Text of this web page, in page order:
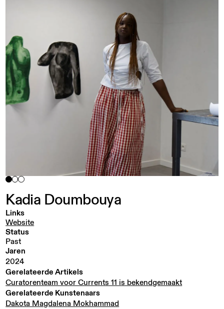
Kadia Doumbouya
Links
Website
Status
Past
Jaren
2024
Gerelateerde Artikels
Curatorenteam voor Currents 11 is bekendgemaakt
Gerelateerde Kunstenaars
Dakota Magdalena Mokhammad